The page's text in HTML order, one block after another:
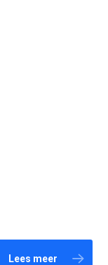
Lees meer